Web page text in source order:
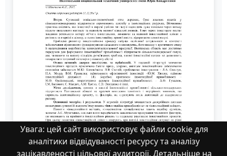
Увага: цей сайт використовує файли cookie для
аналітики відвідуваності ресурсу та аналізу
зацікавленості цільової аудиторії. Детальніше на